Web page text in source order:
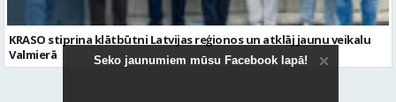
Redakcija iesaka
Seko jaunumiem mūsu Facebook lapā!